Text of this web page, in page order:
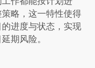
略，这一特性使得
进度与状态，实现
期风险。